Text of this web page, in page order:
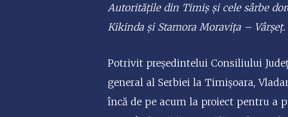
Autoritățile din Timiș și cele sârbe
Kikinda și Stamora Moravița – Vârșeț.
Potrivit președintelui Consiliului
general al Serbiei la Timișoara,
încă de pe acum la proiect pentru a